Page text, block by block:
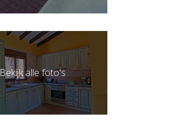
Bekijk alle foto's